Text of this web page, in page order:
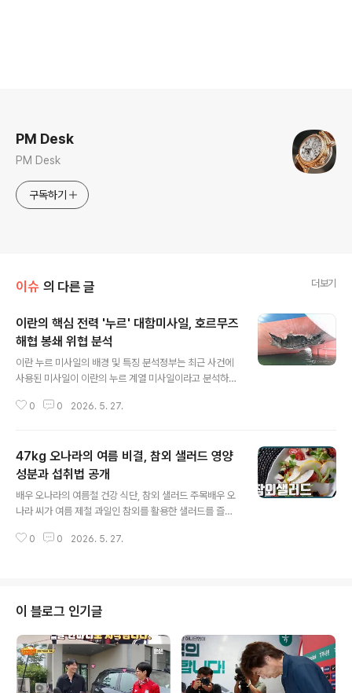
PM Desk
PM Desk
구독하기
이슈 의 다른 글 더보기
이란의 핵심 전력 '누르' 대함미사일, 호르무즈
해협 봉쇄 위협 분석
이란 누르 미사일의 배경 및 특징 분석정부는 최근 사건에
사용된 미사일이 이란의 누르 계열 미사일이라고 분석하고
순항 미사일입니다. 누르 미사일은 이란 혁명수비대와 해
'빛'을 의미하는 누르 미사일은 터보제트 엔진을 사용하며,
계열에 따라 120km에서 200km의 사거리를 가집니다.
비교적 저렴한 가격으로 좁은 해역에서 대량 운용이 가능
하며, 트럭이나 소형 보트에서도 쉽게 발사할 수 있습니다.
아음속으로 비행하다 수면에 스치듯 낮게 접근하며, 종말
단계에서는 마하 1까지 속도를 높여 함정의 기관실 하단부
0 0 2026. 5. 27.
47kg 오나라의 여름 비결, 참외 샐러드 영양
성분과 섭취법 공개
배우 오나라의 여름철 건강 식단, 참외 샐러드 주목배우 오
나라 씨가 여름 제철 과일인 참외를 활용한 샐러드를 즐기
다양한 영양소가 풍부하여 건강 관리에 도움을 주는 것으
름철 갈증 해소에 탁월하며, 낮은 열량으로 부담 없이 즐길
수 있습니다. 풍부한 비타민C는 면역력 강화와 피부 건강
에 기여하고, 칼륨은 체내 나트륨 배출을 도와 부기를 완화
하고 혈압을 조절하는 데 도움을 줍니다. 참외의 씨앗이 붙
은 태좌 부분에는 엽산과 비타민C가 더욱 풍부하게 함유되
어 있어 함께 섭취하는 것이..
0 0 2026. 5. 27.
이 블로그 인기글